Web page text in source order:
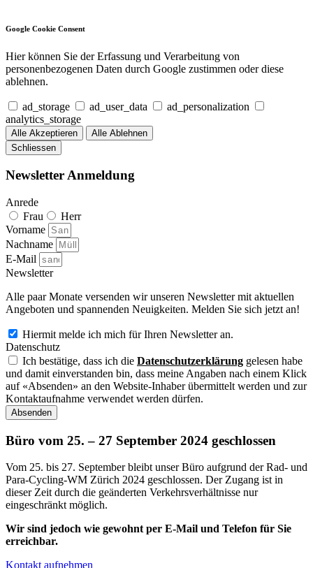
Google Cookie Consent
Hier können Sie der Erfassung und Verarbeitung von
personenbezogenen Daten durch Google zustimmen oder diese
ablehnen.
ad_storage ad_user_data
ad_personalization
analytics_storage
Alle Akzeptieren
Alle Ablehnen
Schliessen
Newsletter Anmeldung
Anrede
Frau
Herr
Vorname
Nachname
E-Mail
Newsletter
Alle paar Monate versenden wir unseren Newsletter mit aktuellen
Angeboten und spannenden Neuigkeiten. Melden Sie sich jetzt an!
Hiermit melde ich mich für Ihren Newsletter an.
Datenschutz
Ich bestätige, dass ich die Datenschutzerklärung gelesen habe
und damit einverstanden bin, dass meine Angaben nach einem Klick
auf «Absenden» an den Website-Inhaber übermittelt werden und zur
Kontaktaufnahme verwendet werden dürfen.
Absenden
Büro vom 25. – 27 September 2024 geschlossen
Vom 25. bis 27. September bleibt unser Büro aufgrund der Rad- und
Para-Cycling-WM Zürich 2024 geschlossen. Der Zugang ist in
dieser Zeit durch die geänderten Verkehrsverhältnisse nur
eingeschränkt möglich.
Wir sind jedoch wie gewohnt per E-Mail und Telefon für Sie
erreichbar.
Kontakt aufnehmen